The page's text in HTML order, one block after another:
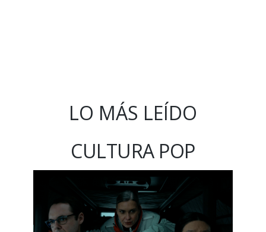
LO MÁS LEÍDO
CULTURA POP